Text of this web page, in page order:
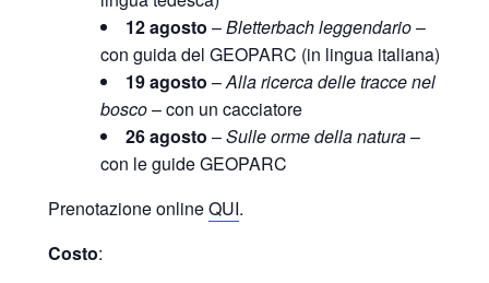
12 agosto –Bletterbach leggendario–
con guida del GEOPARC (in lingua italiana)
19 agosto –Alla ricerca delle tracce nel
bosco– con un cacciatore
26 agosto –Sulle orme della natura–
con le guide GEOPARC
Prenotazione onlineQUI.
Costo: